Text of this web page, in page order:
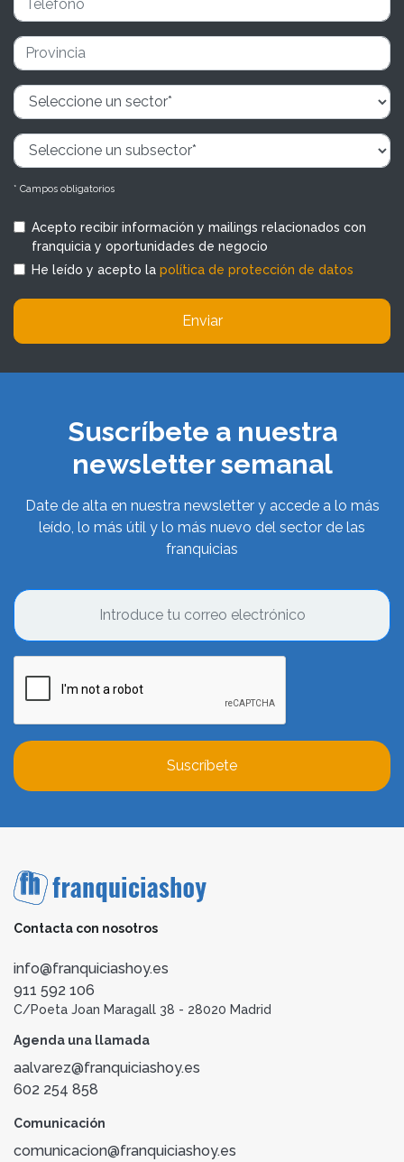
* Campos obligatorios
Acepto recibir información y mailings relacionados con
franquicia y oportunidades de negocio
He leído y acepto la política de protección de datos
Enviar
Suscríbete a nuestra
newsletter semanal
Date de alta en nuestra newsletter y accede a lo más
leído, lo más útil y lo más nuevo del sector de las
franquicias
Suscríbete
Contacta con nosotros
info@franquiciashoy.es
911 592 106
C/Poeta Joan Maragall 38 - 28020 Madrid
Agenda una llamada
aalvarez@franquiciashoy.es
602 254 858
Comunicación
comunicacion@franquiciashoy.es